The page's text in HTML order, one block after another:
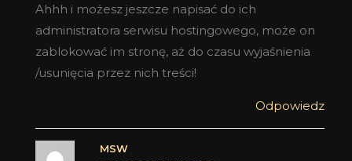
Ahhh i możesz jeszcze napisać do ich
administratora serwisu hostingowego, może on
zablokować im stronę, aż do czasu wyjaśnienia
/usunięcia przez nich treści!
Odpowiedz
MSW